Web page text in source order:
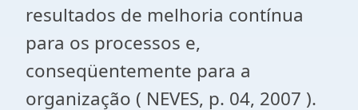
resultados de melhoria contínua
para os processos e,
conseqüentemente para a
organização ( NEVES, p. 04, 2007 ).